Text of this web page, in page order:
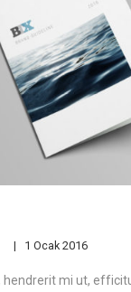
1 Ocak 2016
hendrerit mi ut,